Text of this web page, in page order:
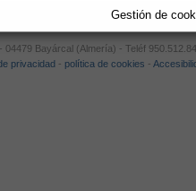
Gestión de
04479 Bayárcal (Almería) - Teléf
privacidad - política de cookies -